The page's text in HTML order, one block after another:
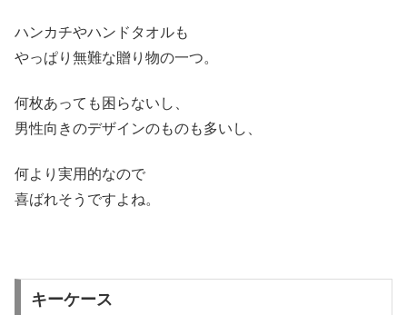
ハンカチやハンドタオルも
やっぱり無難な贈り物の一つ。
何枚あっても困らないし、
男性向きのデザインのものも多いし、
何より実用的なので
喜ばれそうですよね。
キーケース